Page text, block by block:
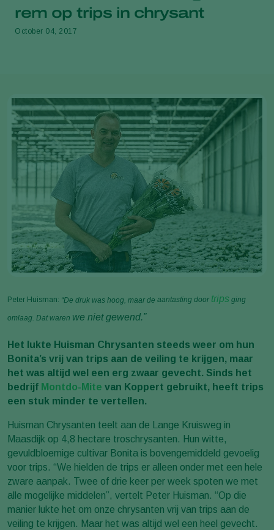
rem op trips in chrysant
October 04, 2017
Peter Huisman: “De druk was hoog, maar de aantasting door trips ging
omlaag. Dat waren we niet gewend.”
Het lukte Huisman Chrysanten steeds weer om hun
Bonita’s vrij van trips aan de veiling te krijgen, maar
het was altijd wel een erg zwaar gevecht. Sinds het
bedrijf Montdo-Mite van Koppert gebruikt, heeft trips
een stuk minder te vertellen.
Huisman Chrysanten teelt aan de Lange Kruisweg in
Maasdijk op 4,8 hectare troschrysanten. Hun witte,
gevuldbloemige cultivar Bonita is bovengemiddeld gevoelig
voor trips. “We hielden de trips er alleen onder met een hele
zware aanpak. Twee of drie keer per week spoten we met
alle mogelijke middelen”, vertelt Peter Huisman. “Op die
manier lukte het om onze chrysanten vrij van trips aan de
veiling te krijgen. Maar het was altijd wel een heel gevecht.